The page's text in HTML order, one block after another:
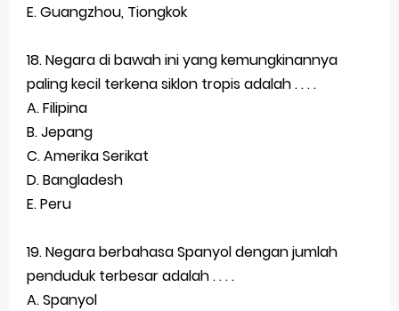
E. Guangzhou, Tiongkok
18. Negara di bawah ini yang kemungkinannya
paling kecil terkena siklon tropis adalah . . . .
A. Filipina
B. Jepang
C. Amerika Serikat
D. Bangladesh
E. Peru
19. Negara berbahasa Spanyol dengan jumlah
penduduk terbesar adalah . . . .
A. Spanyol